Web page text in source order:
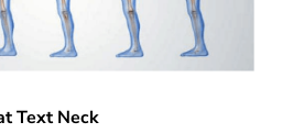
Text Neck